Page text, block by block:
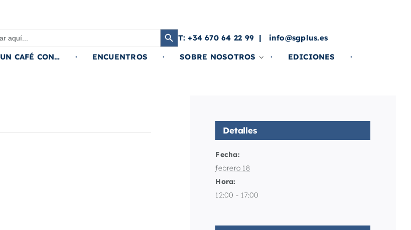
Botón de búsqueda
T: +34 670 64 22 99
info@sgplus.es
UN CAFÉ CON… ENCUENTROS SOBRE NOSOTROS EDICIONES
Detalles
Fecha:
febrero 18
Hora:
12:00 - 17:00